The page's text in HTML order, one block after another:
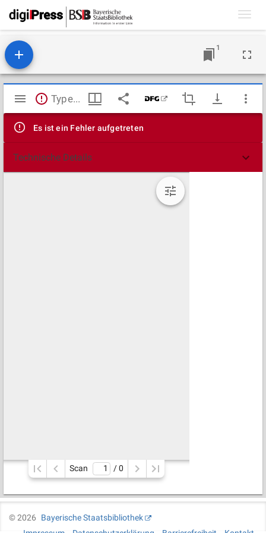
1
Mirador
Viewer
TypeError: Failed to fetch
Es ist ein Fehler aufgetreten
Technische Details
Scan / 0
©2026
Bayerische Staatsbibliothek